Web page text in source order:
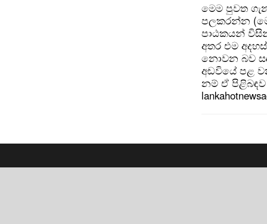
මෙම පුවත
පලකරන්න
පාඨකයන්
අතර එම
නොවන බව
අඩවියේ පළ
නම් ඒ පිළිබඳව